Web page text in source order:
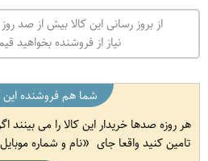
از بروز رسانی این کالا بیش از
نیاز از فروشنده بخواهید
شما هم فروشنده این
هر روزه صدها خریدار این کالا را می بینند
تامین کنید واقعا جای
نام و شماره